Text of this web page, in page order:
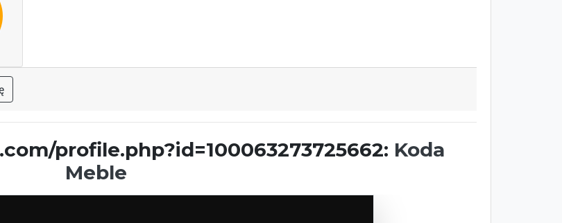
profile.php?id=100063273725662: Koda
Meble